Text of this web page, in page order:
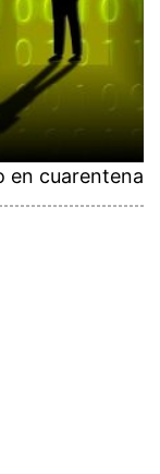
en cuarentena